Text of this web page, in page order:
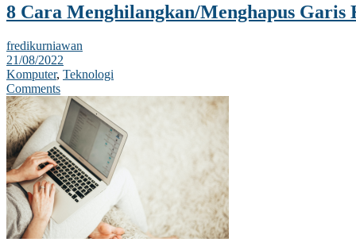
8 Cara Menghilangkan/Menghapus
fredikurniawan
21/08/2022
Komputer, Teknologi
Comments